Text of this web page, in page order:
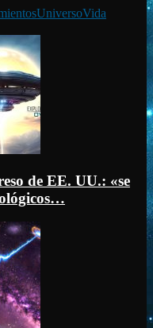
UniversoVida
de EE. UU.: «se